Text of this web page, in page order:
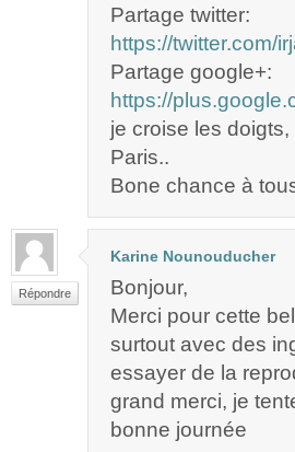
Partage twitter:
https://twitter.com/
Partage google+:
https://
je croise les
Paris..
Bone chance à
Répondre
Karine Nounouducher
Bonjour,
Merci pour cette
surtout avec des
essayer de la
grand merci, je
bonne journée